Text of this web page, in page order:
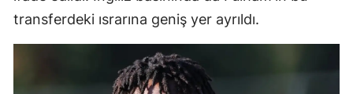
transferdeki ısrarına geniş yer ayrıldı.